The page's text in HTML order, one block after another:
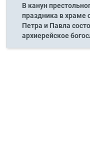
В канун
праздника в храме
Петра и Павла
архиерейское